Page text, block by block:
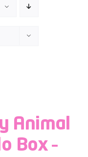
Animal
Box –